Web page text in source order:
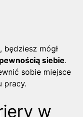
mógł
pewnością siebie.
sobie miejsce
pracy.
w